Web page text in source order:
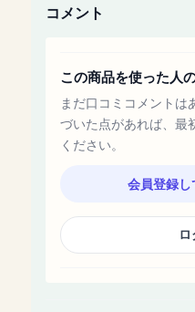
コメント
この商品を使った人
まだ口コミコメントは
づいた点があれば、最
ください。
会員登録し